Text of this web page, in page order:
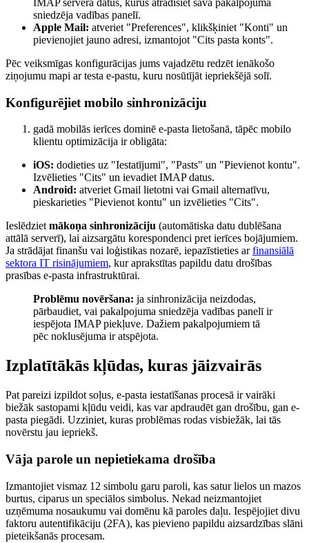
IMAP servera datus, kurus atradīsiet sava pakalpojuma
sniedzēja vadības panelī.
Apple Mail: atveriet "Preferences", klikšķiniet "Konti" un
pievienojiet jauno adresi, izmantojot "Cits pasta konts".
Pēc veiksmīgas konfigurācijas jums vajadzētu redzēt ienākošo
ziņojumu mapi ar testa e-pastu, kuru nosūtījāt iepriekšējā solī.
Konfigurējiet mobilo sinhronizāciju
gadā mobilās ierīces dominē e-pasta lietošanā, tāpēc mobilo
klientu optimizācija ir obligāta:
iOS: dodieties uz "Iestatījumi", "Pasts" un "Pievienot kontu".
Izvēlieties "Cits" un ievadiet IMAP datus.
Android: atveriet Gmail lietotni vai Gmail alternatīvu,
pieskarieties "Pievienot kontu" un izvēlieties "Cits".
Ieslēdziet mākoņa sinhronizāciju (automātiska datu dublēšana
attālā serverī), lai aizsargātu korespondenci pret ierīces bojājumiem.
Ja strādājat finanšu vai loģistikas nozarē, iepazīstieties arfinansiālā
sektora IT risinājumiem, kur aprakstītas papildu datu drošības
prasības e-pasta infrastruktūrai.
Problēmu novēršana: ja sinhronizācija neizdodas,
pārbaudiet, vai pakalpojuma sniedzēja vadības panelī ir
iespējota IMAP piekļuve. Dažiem pakalpojumiem tā
pēc noklusējuma ir atspējota.
Izplatītākās kļūdas, kuras jāizvairās
Pat pareizi izpildot soļus, e-pasta iestatīšanas procesā ir vairāki
biežāk sastopami kļūdu veidi, kas var apdraudēt gan drošību, gan e-
pasta piegādi. Uzziniet, kuras problēmas rodas visbiežāk, lai tās
novērstu jau iepriekš.
Vāja parole un nepietiekama drošība
Izmantojiet vismaz 12 simbolu garu paroli, kas satur lielos un mazos
burtus, ciparus un speciālos simbolus. Nekad neizmantojiet
uzņēmuma nosaukumu vai domēnu kā paroles daļu. Iespējojiet divu
faktoru autentifikāciju (2FA), kas pievieno papildu aizsardzības slāni
pieteikšanās procesam.